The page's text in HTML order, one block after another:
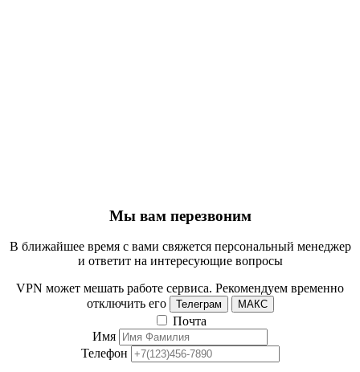
Мы вам перезвоним
В ближайшее время с вами свяжется персональный менеджер
и ответит на интересующие вопросы
VPN может мешать работе сервиса. Рекомендуем временно
отключить его
Телеграм МАКС
Почта
Имя
Телефон